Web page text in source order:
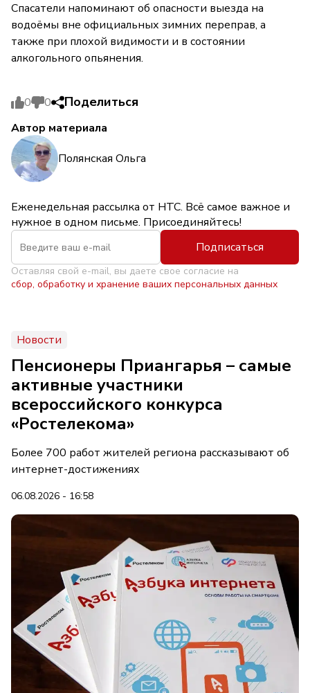
Спасатели напоминают об опасности выезда на
водоёмы вне официальных зимних переправ, а
также при плохой видимости и в состоянии
алкогольного опьянения.
0 0 Поделиться
Автор материала
Полянская Ольга
Еженедельная рассылка от НТС. Всё самое важное и
нужное в одном письме. Присоединяйтесь!
Подписаться
Оставляя свой e-mail, вы даете свое согласие на
сбор, обработку и хранение ваших персональных данных
Новости
Пенсионеры Приангарья – самые
активные участники
всероссийского конкурса
«Ростелекома»
Более 700 работ жителей региона рассказывают об
интернет-достижениях
06.08.2026 - 16:58